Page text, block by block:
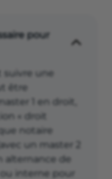
pour
suivre une
être
1 en droit,
« droit
notaire
un master 2
alternance de
ou interne pour